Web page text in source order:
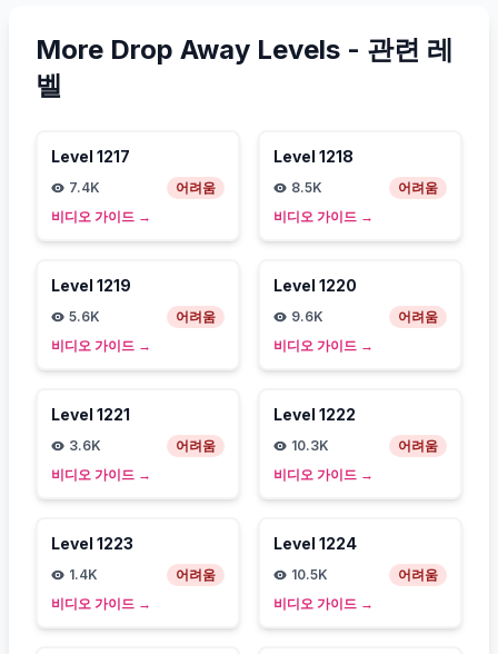
More Drop Away Levels - 관련 레
벨
Level 1217
7.4K
어려움
비디오 가이드 →
Level 1218
8.5K
어려움
비디오 가이드 →
Level 1219
5.6K
어려움
비디오 가이드 →
Level 1220
9.6K
어려움
비디오 가이드 →
Level 1221
3.6K
어려움
비디오 가이드 →
Level 1222
10.3K
어려움
비디오 가이드 →
Level 1223
1.4K
어려움
비디오 가이드 →
Level 1224
10.5K
어려움
비디오 가이드 →